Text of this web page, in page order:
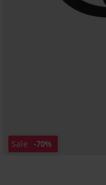
Sale -70%